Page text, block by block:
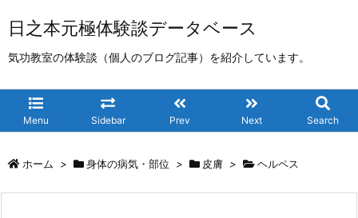
日之本元極体験談データベース
気功教室の体験談（個人のブログ記事）を紹介しています。
Menu Sidebar Prev Next Search
ホーム > 身体の病気・部位 > 皮膚 > ヘルペス